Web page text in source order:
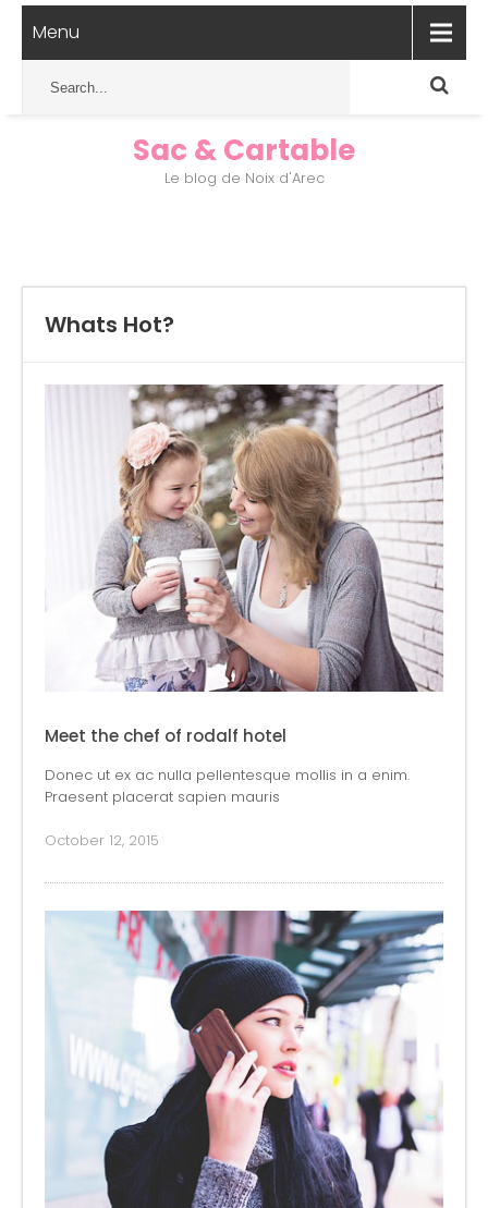
Menu
Sac & Cartable
Le blog de Noix d'Arec
Whats Hot?
Meet the chef of rodalf hotel
Donec ut ex ac nulla pellentesque mollis in a enim.
Praesent placerat sapien mauris
October 12, 2015